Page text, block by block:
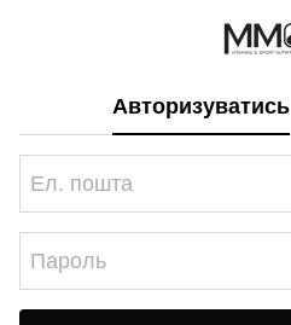
Авторизуватись